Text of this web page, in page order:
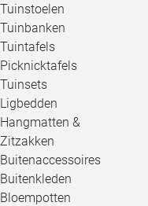
Tuinstoelen
Tuinbanken
Tuintafels
Picknicktafels
Tuinsets
Ligbedden
Hangmatten &
Zitzakken
Buitenaccessoires
Buitenkleden
Bloempotten